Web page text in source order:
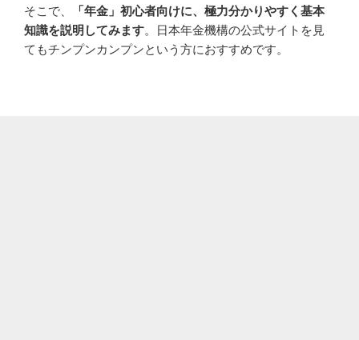
そこで、
「年金」初心者向けに、極力分かりやすく基本
知識を説明してみます。日本年金機構の公式サイトを見
てもチンプンカンプンという方におすすめです。